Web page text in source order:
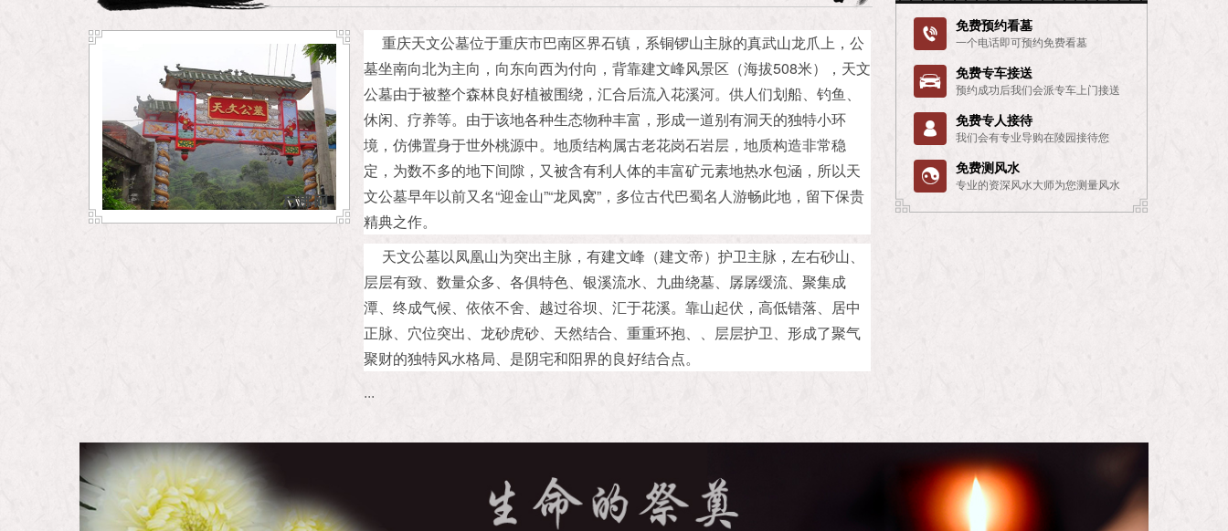
重庆天文公墓位于重庆市巴南区界石镇，系铜锣山主脉的真武山龙爪上，公
墓坐南向北为主向，向东向西为付向，背靠建文峰风景区（海拔508米），天文
公墓由于被整个森林良好植被围绕，汇合后流入花溪河。供人们划船、钓鱼、
休闲、疗养等。由于该地各种生态物种丰富，形成一道别有洞天的独特小环
境，仿佛置身于世外桃源中。地质结构属古老花岗石岩层，地质构造非常稳
定，为数不多的地下间隙，又被含有利人体的丰富矿元素地热水包涵，所以天
文公墓早年以前又名“迎金山”“龙凤窝”，多位古代巴蜀名人游畅此地，留下保贵
精典之作。
天文公墓以凤凰山为突出主脉，有建文峰（建文帝）护卫主脉，左右砂山、
层层有致、数量众多、各俱特色、银溪流水、九曲绕墓、孱孱缓流、聚集成
潭、终成气候、依依不舍、越过谷坝、汇于花溪。靠山起伏，高低错落、居中
正脉、穴位突出、龙砂虎砂、天然结合、重重环抱、、层层护卫、形成了聚气
聚财的独特风水格局、是阴宅和阳界的良好结合点。
...
 免费预约看墓
一个电话即可预约免费看墓
 免费专车接送
预约成功后我们会派专车上门接送
 免费专人接待
我们会有专业导购在陵园接待您
 免费测风水
专业的资深风水大师为您测量风水